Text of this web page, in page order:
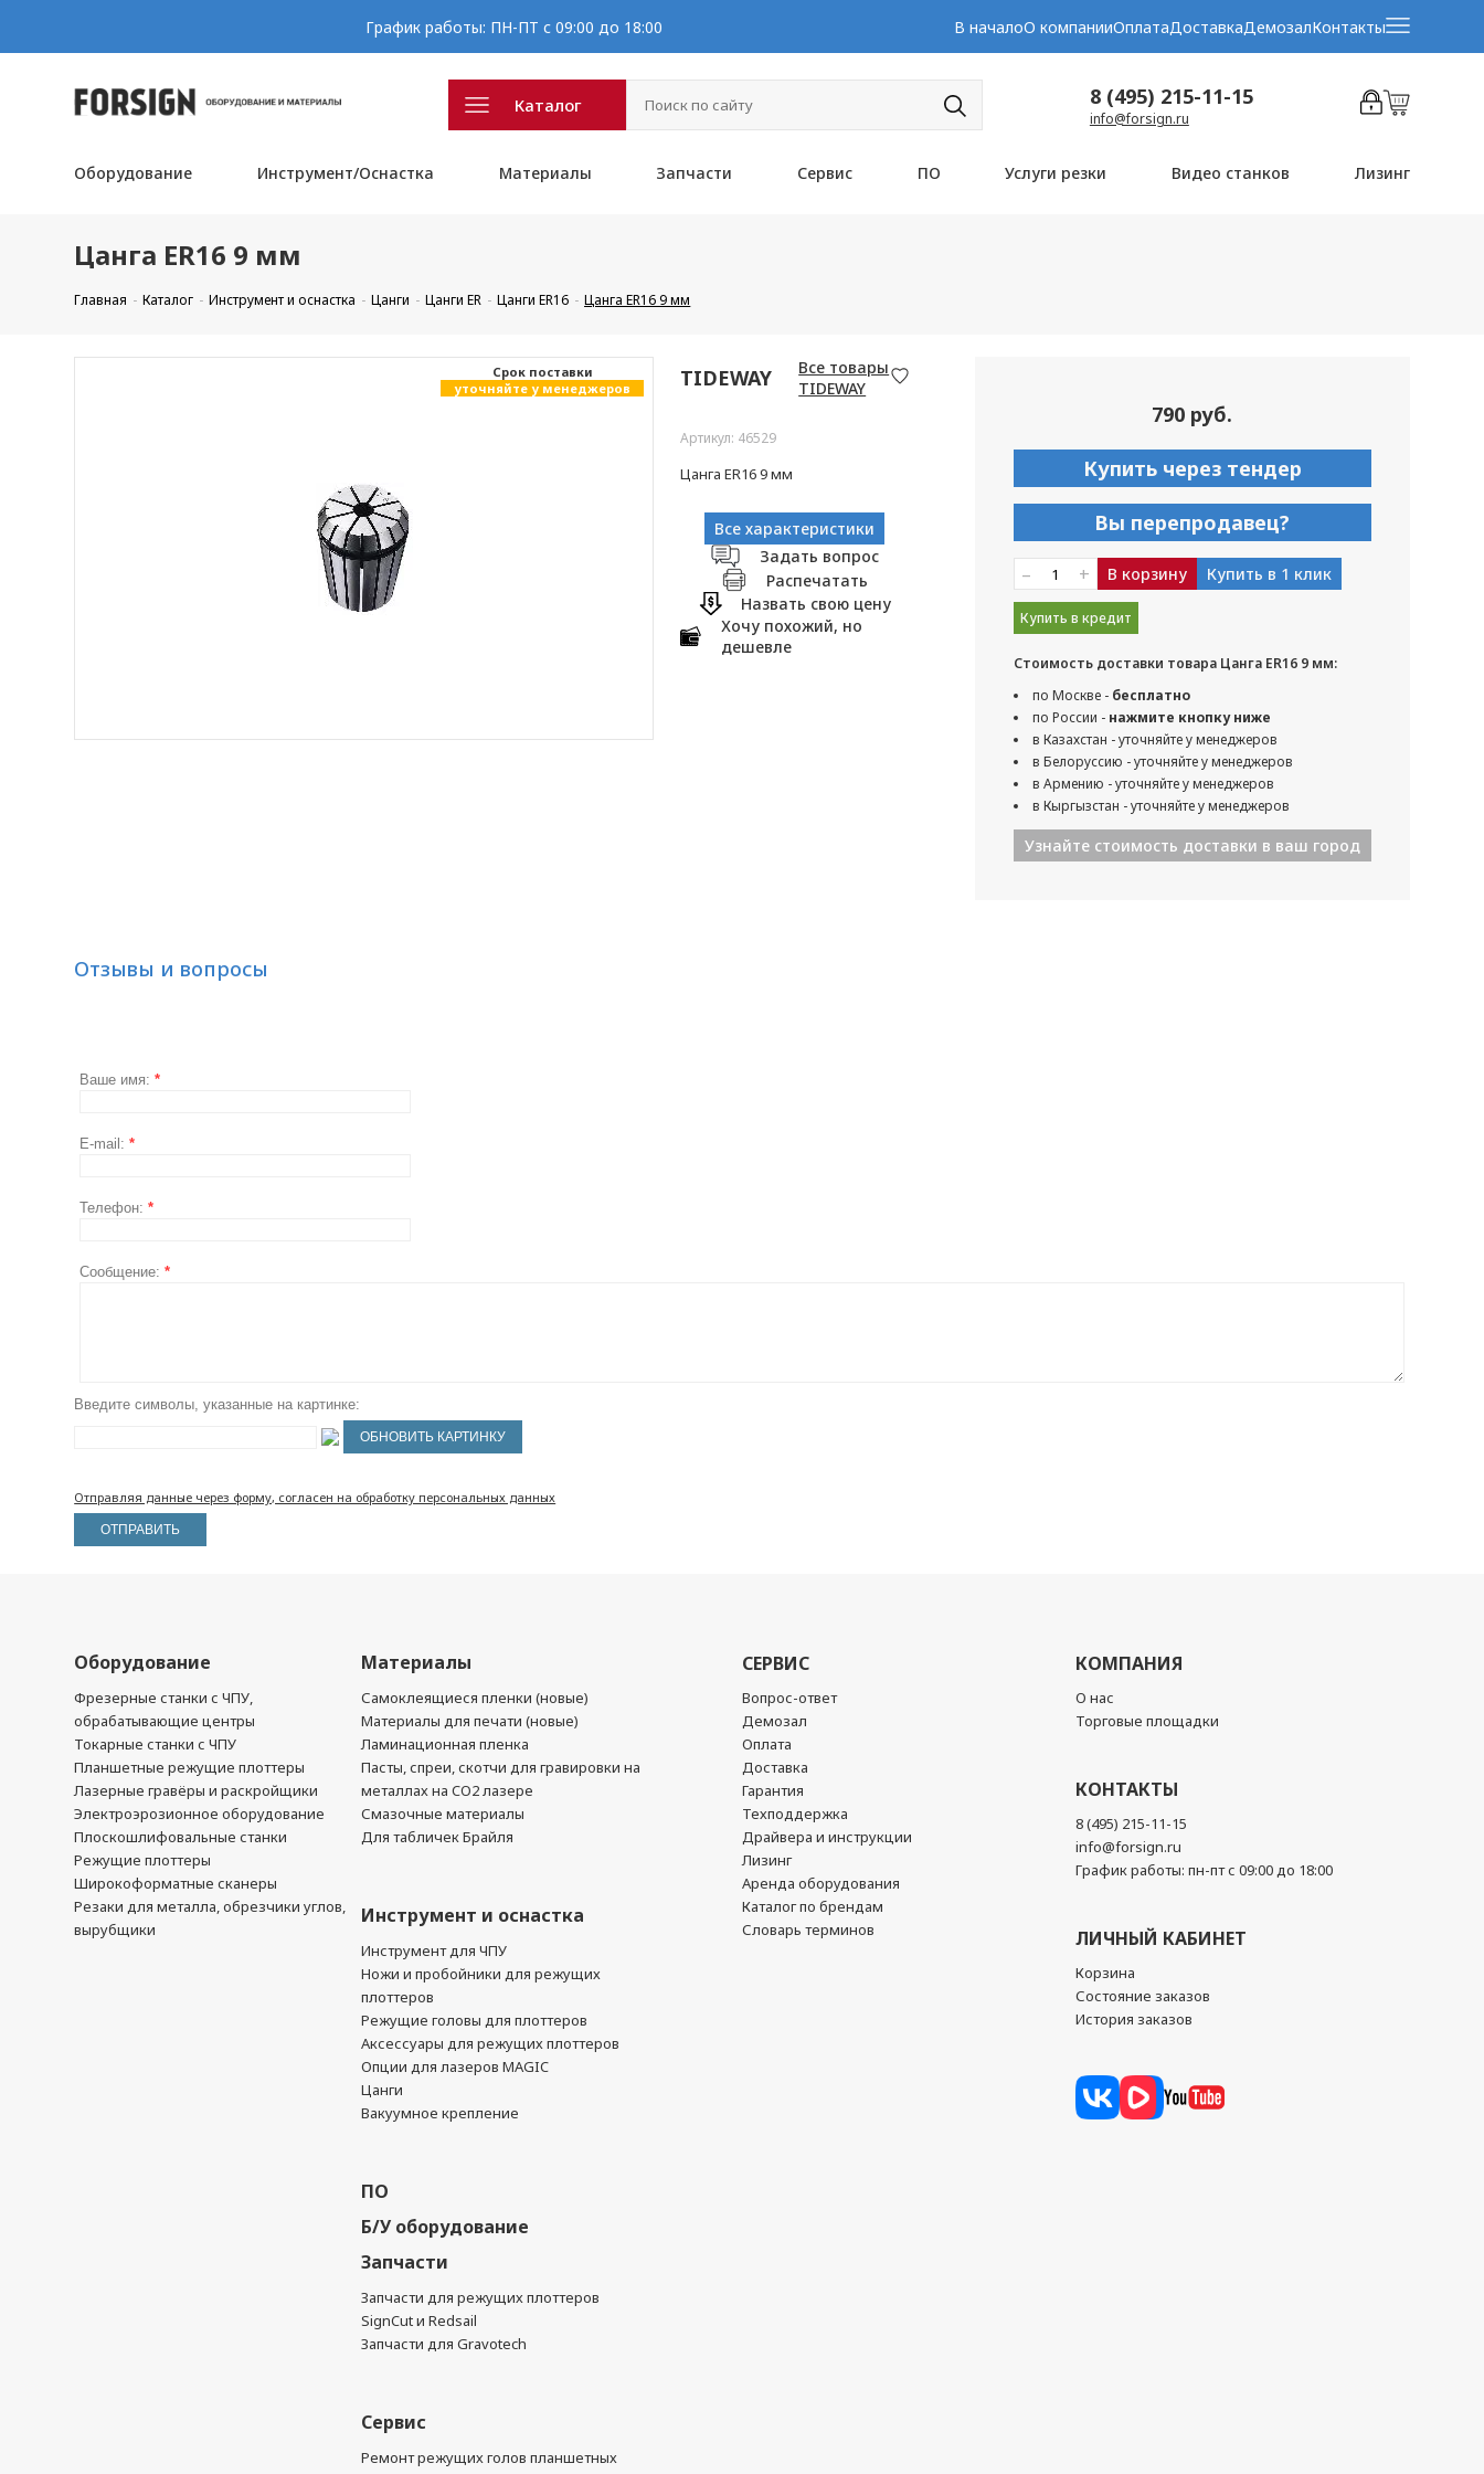
График работы: ПН-ПТ с 09:00 до 18:00 В началоО компанииОплатаДоставкаДемозалКонтакты
Каталог 8 (495) 215-11-15
info@forsign.ru
Оборудование Инструмент/Оснастка Материалы Запчасти Сервис ПО Услуги резки Видео станков Лизинг
Цанга ER16 9 мм
Главная Каталог Инструмент и оснастка Цанги Цанги ER Цанги ER16 Цанга ER16 9 мм
Cрок поставки
уточняйте у менеджеров
TIDEWAY
Все товары
TIDEWAY
Артикул: 46529
Цанга ER16 9 мм
Все характеристики
Задать вопрос
Распечатать
Назвать свою цену
Хочу похожий, но
дешевле
790 руб.
Купить через тендер
Вы перепродавец?
– + В корзину Купить в 1 клик
Купить в кредит
Стоимость доставки товара Цанга ER16 9 мм:
по Москве - бесплатно
по России - нажмите кнопку ниже
в Казахстан - уточняйте у менеджеров
в Белоруссию - уточняйте у менеджеров
в Армению - уточняйте у менеджеров
в Кыргызстан - уточняйте у менеджеров
Узнайте стоимость доставки в ваш город
Отзывы и вопросы
Ваше имя:*
E-mail:*
Телефон:*
Сообщение:*
Введите символы, указанные на картинке:
Отправляя данные через форму, согласен на обработку персональных данных
Оборудование
Фрезерные станки с ЧПУ,
обрабатывающие центры
Токарные станки с ЧПУ
Планшетные режущие плоттеры
Лазерные гравёры и раскройщики
Электроэрозионное оборудование
Плоскошлифовальные станки
Режущие плоттеры
Широкоформатные сканеры
Резаки для металла, обрезчики углов,
вырубщики
Материалы
Самоклеящиеся пленки (новые)
Материалы для печати (новые)
Ламинационная пленка
Пасты, спреи, скотчи для гравировки на
металлах на CO2 лазере
Смазочные материалы
Для табличек Брайля
Инструмент и оснастка
Инструмент для ЧПУ
Ножи и пробойники для режущих
плоттеров
Режущие головы для плоттеров
Аксессуары для режущих плоттеров
Опции для лазеров MAGIC
Цанги
Вакуумное крепление
ПО
Б/У оборудование
Запчасти
Запчасти для режущих плоттеров
SignCut и Redsail
Запчасти для Gravotech
Сервис
Ремонт режущих голов планшетных
СЕРВИС
Вопрос-ответ
Демозал
Оплата
Доставка
Гарантия
Техподдержка
Драйвера и инструкции
Лизинг
Аренда оборудования
Каталог по брендам
Словарь терминов
КОМПАНИЯ
О нас
Торговые площадки
КОНТАКТЫ
8 (495) 215-11-15
info@forsign.ru
График работы: пн-пт с 09:00 до 18:00
ЛИЧНЫЙ КАБИНЕТ
Корзина
Состояние заказов
История заказов